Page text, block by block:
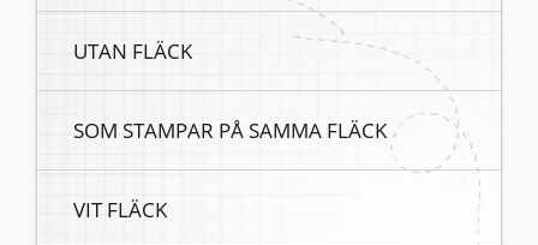
UTAN FLÄCK
SOM STAMPAR PÅ SAMMA FLÄCK
VIT FLÄCK